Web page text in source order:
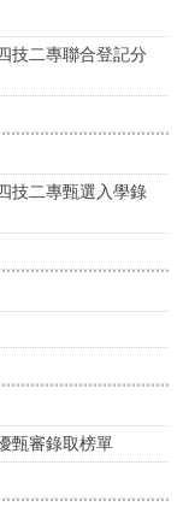
技二專聯合登記分
技二專甄選入學錄
甄審錄取榜單